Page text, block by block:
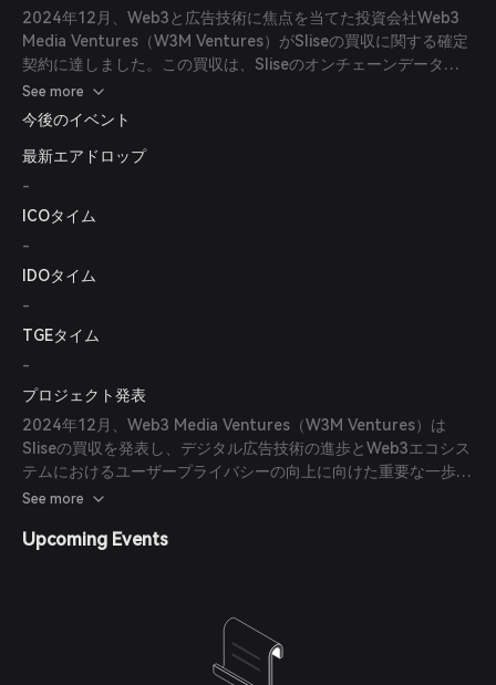
における豊富な経験をSliseに持ち込んでいます。
2024年12月、Web3と広告技術に焦点を当てた投資会社Web3
Media Ventures（W3M Ventures）がSliseの買収に関する確定
契約に達しました。この買収は、Sliseのオンチェーンデータ駆
動型広告プラットフォームをポートフォリオに統合することで、
Web3エコシステムにおけるデジタル広告技術の進歩とユーザー
示しています。
See more
今後のイベント
最新エアドロップ
-
ICOタイム
-
IDOタイム
-
TGEタイム
-
プロジェクト発表
2024年12月、Web3 Media Ventures（W3M Ventures）は
Sliseの買収を発表し、デジタル広告技術の進歩とWeb3エコシス
テムにおけるユーザープライバシーの向上に向けた重要な一歩を
示しました。
See more
Upcoming Events